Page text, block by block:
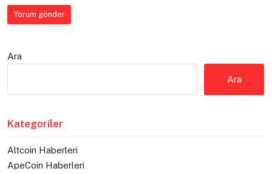
Ara
Ara
Kategoriler
Altcoin Haberleri
ApeCoin Haberleri